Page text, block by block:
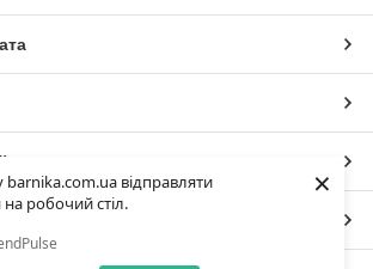
barnika.com.ua відправляти
робочий стіл.
×
маркетплейсі